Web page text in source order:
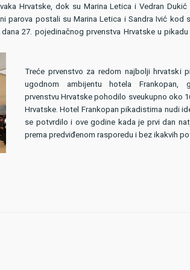
Hrvatske, dok su Marina Letica i Vedran
parova postali su Marina Letica i Sandra Ivić kod
27. pojedinačnog prvenstva Hrvatske u
Treće prvenstvo za redom najbolji hrvatski
ugodnom ambijentu hotela Frankopan,
prvenstvu Hrvatske pohodilo sveukupno oko
Hrvatske. Hotel Frankopan pikadistima nudi
se potvrdilo i ove godine kada je prvi dan
prema predviđenom rasporedu i bez ikakvih